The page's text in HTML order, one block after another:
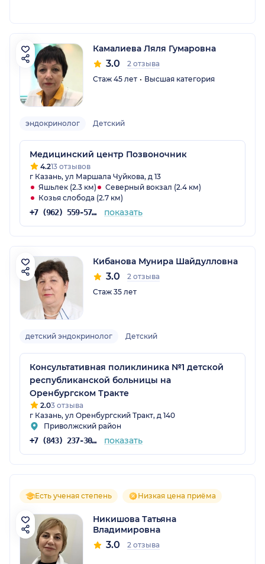
Камалиева Ляля Гумаровна
3.0
2 отзыва
Стаж 45 лет
Высшая категория
эндокринолог Детский
Медицинский центр Позвоночник
4.213 отзывов
г Казань, ул Маршала Чуйкова, д 13
Яшьлек (2.3 км)
Северный вокзал (2.4 км)
Козья слобода (2.7 км)
+7 (962) 559-57-07 показать
Кибанова Мунира Шайдулловна
3.0
2 отзыва
Стаж 35 лет
детский эндокринолог Детский
Консультативная поликлиника №1 детской
республиканской больницы на
Оренбургском Тракте
2.03 отзыва
г Казань, ул Оренбургский Тракт, д 140
Приволжский район
+7 (843) 237-30-39 показать
Есть ученая степень Низкая цена приёма
Никишова Татьяна
Владимировна
3.0 2 отзыва